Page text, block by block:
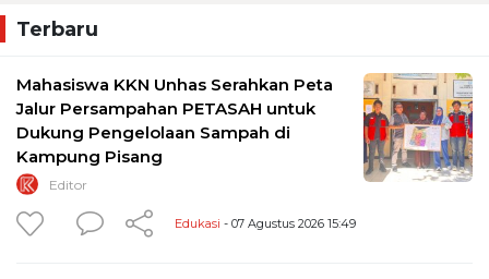
Terbaru
Mahasiswa KKN Unhas Serahkan Peta
Jalur Persampahan PETASAH untuk
Dukung Pengelolaan Sampah di
Kampung Pisang
Editor
Edukasi - 07 Agustus 2026 15:49